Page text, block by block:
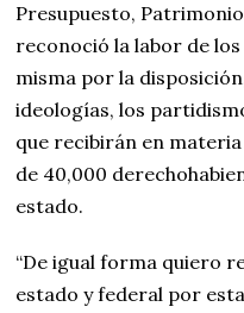
Presupuesto,
reconoció la labor de
misma por la
ideologías, los
que recibirán en
de 40,000
estado.
“De igual forma quiero
estado y federal por